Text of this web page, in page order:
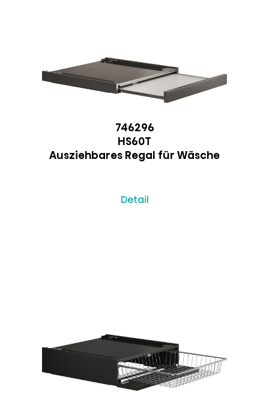
746296
HS60T
Ausziehbares Regal für Wäsche
Detail